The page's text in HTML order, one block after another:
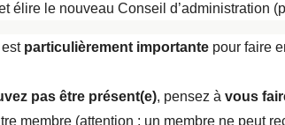
élire le nouveau Conseil d’administration
particulièrement importante pour faire
pas être présent(e), pensez à vous
membre (attention : un membre ne peut